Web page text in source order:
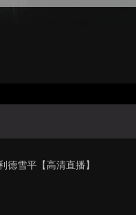
雪平【高清直播】